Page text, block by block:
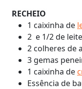
RECHEIO
1 caixinha de
2 e 1/2 de leite
2 colheres de
3 gemas
1 caixinha de
Essência de